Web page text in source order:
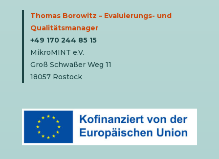
Thomas Borowitz – Evaluierungs- und
Qualitätsmanager
+49 170 244 85 15
MikroMINT e.V.
Groß Schwaßer Weg 11
18057 Rostock